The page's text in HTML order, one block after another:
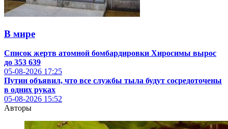
В мире
Список жертв атомной бомбардировки Хиросимы вырос
до 353 639
05-08-2026 17:25
Путин объявил, что все службы тыла будут сосредоточены
в одних руках
05-08-2026 15:52
Авторы